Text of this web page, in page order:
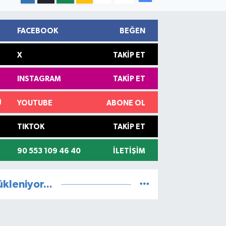
FACEBOOK BEĞEN
X TAKIP ET
INSTAGRAM TAKIP ET
YOUTUBE ABONE OL
TIKTOK TAKIP ET
90 553 109 46 40 İLETIŞIM